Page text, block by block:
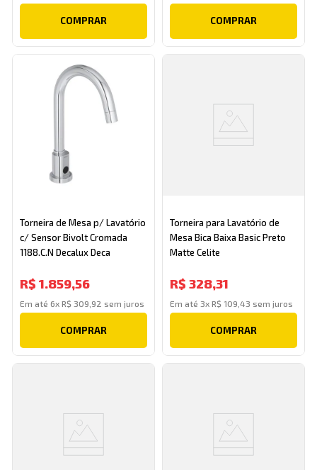
COMPRAR COMPRAR
Torneira de Mesa p/ Lavatório
c/ Sensor Bivolt Cromada
1188.C.N Decalux Deca
R$ 1.859,56
Em até6xR$ 309 92 sem juros
COMPRAR
Torneira para Lavatório de
Mesa Bica Baixa Basic Preto
Matte Celite
R$ 328,31
Em até 3x R$ 109 43 sem juros
COMPRAR